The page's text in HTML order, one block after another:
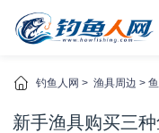
钓鱼人网 > 渔具周边 >
新手渔具购买三